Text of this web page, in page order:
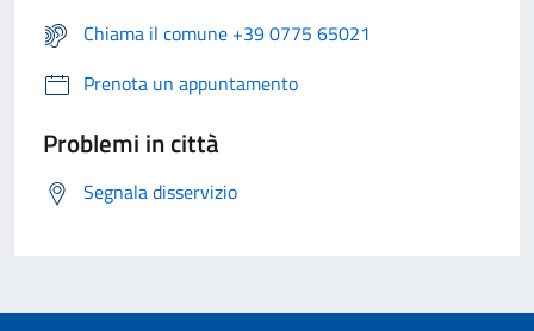
Chiama il comune +39 0775 65021
Prenota un appuntamento
Problemi in città
Segnala disservizio